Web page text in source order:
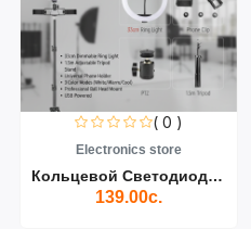
( 0 )
Electronics store
Кольцевой Светодиодный Св...
139.00с.